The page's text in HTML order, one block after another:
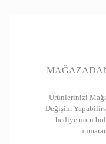
Ürünlerinizi
Değişim
hediye notu